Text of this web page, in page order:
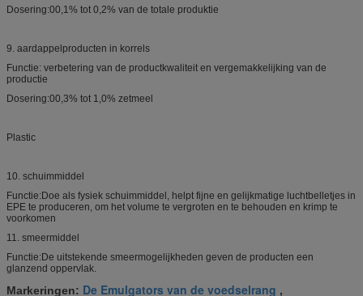
Dosering:00,1% tot 0,2% van de totale produktie
9. aardappelproducten in korrels
Functie: verbetering van de productkwaliteit en vergemakkelijking van de
productie
Dosering:00,3% tot 1,0% zetmeel
Plastic
10. schuimmiddel
Functie:Doe als fysiek schuimmiddel, helpt fijne en gelijkmatige luchtbelletjes in
EPE te produceren, om het volume te vergroten en te behouden en krimp te
voorkomen
11. smeermiddel
Functie:De uitstekende smeermogelijkheden geven de producten een
glanzend oppervlak.
Markeringen: De Emulgators van de voedselrang ,